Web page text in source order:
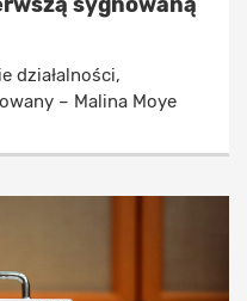
działalności,
– Malina Moye